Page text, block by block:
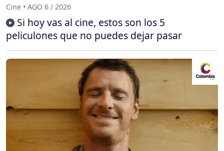
Cine • AGO 6 / 2026
Si hoy vas al cine, estos son los 5
peliculones que no puedes dejar pasar